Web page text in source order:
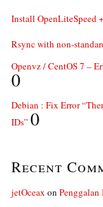
Install OpenLiteSpeed
Rsync with non-
Openvz / CentOS 7 –
0
Debian : Fix Error
IDs” 0
Recent
jetOceax on